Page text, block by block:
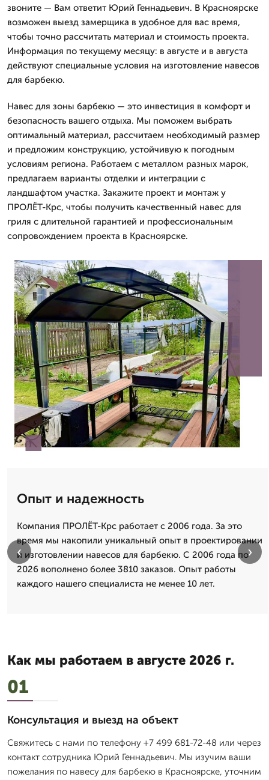
звоните — Вам ответит Юрий Геннадьевич. В Красноярске
возможен выезд замерщика в удобное для вас время,
чтобы точно рассчитать материал и стоимость проекта.
Информация по текущему месяцу: в августе и в августа
действуют специальные условия на изготовление навесов
для барбекю.
Навес для зоны барбекю — это инвестиция в комфорт и
безопасность вашего отдыха. Мы поможем выбрать
оптимальный материал, рассчитаем необходимый размер
и предложим конструкцию, устойчивую к погодным
условиям региона. Работаем с металлом разных марок,
предлагаем варианты отделки и интеграции с
ландшафтом участка. Закажите проект и монтаж у
ПРОЛЁТ-Крс, чтобы получить качественный навес для
гриля с длительной гарантией и профессиональным
сопровождением проекта в Красноярске.
Опыт и надежность
Компания ПРОЛЁТ-Крс работает с 2006 года. За это
время мы накопили уникальный опыт в проектировании
и изготовлении навесов для барбекю. С 2006 года по
2026 вополнено более 3810 заказов. Опыт работы
каждого нашего специалиста не менее 10 лет.
‹ ›
Как мы работаем в августе 2026 г.
01
Консультация и выезд на объект
Свяжитесь с нами по телефону +7 499 681-72-48 или через
контакт сотрудника Юрий Геннадьевич. Мы изучим ваши
пожелания по навесу для барбекю в Красноярске, уточним